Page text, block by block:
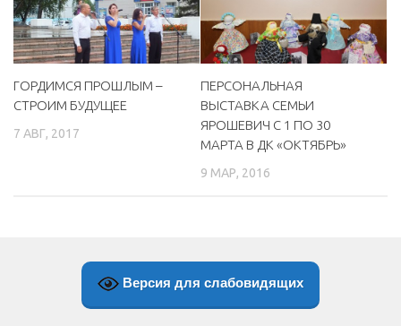
ГОРДИМСЯ ПРОШЛЫМ –
СТРОИМ БУДУЩЕЕ
7 АВГ, 2017
ПЕРСОНАЛЬНАЯ
ВЫСТАВКА СЕМЬИ
ЯРОШЕВИЧ С 1 ПО 30
МАРТА В ДК «ОКТЯБРЬ»
9 МАР, 2016
Версия для слабовидящих